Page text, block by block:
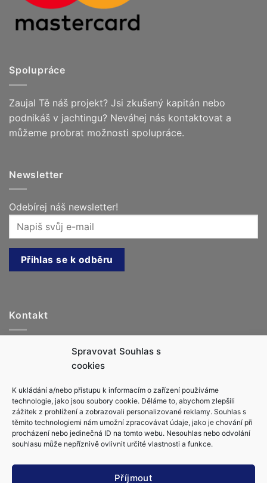
Spravovat Souhlas s
cookies
K ukládání a/nebo přístupu k informacím o zařízení používáme
technologie, jako jsou soubory cookie. Děláme to, abychom zlepšili
zážitek z prohlížení a zobrazovali personalizované reklamy. Souhlas s
těmito technologiemi nám umožní zpracovávat údaje, jako je chování při
procházení nebo jedinečná ID na tomto webu. Nesouhlas nebo odvolání
souhlasu může nepříznivě ovlivnit určité vlastnosti a funkce.
Příjmout
Spolupráce
Zaujal Tě náš projekt? Jsi zkušený kapitán nebo
podnikáš v jachtingu? Neváhej nás kontaktovat a
můžeme probrat možnosti spolupráce.
Newsletter
Odebírej náš newsletter!
Kontakt
Jachtařka.cz, s.r.o.
info@jachtarka.cz
+420 605 220 553
Zásady cookies (EU)
Kapitánské zkoušky